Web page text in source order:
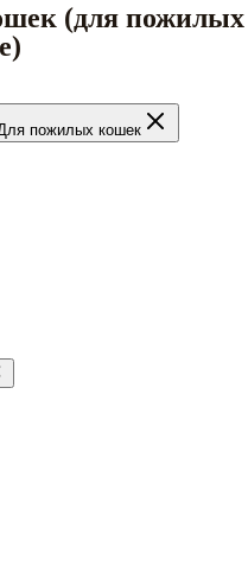
(для пожилых
пожилых кошек